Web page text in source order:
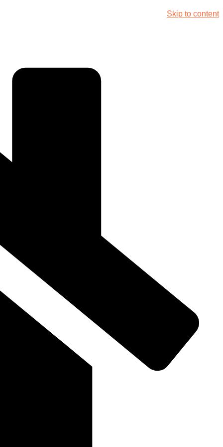
Skip to content